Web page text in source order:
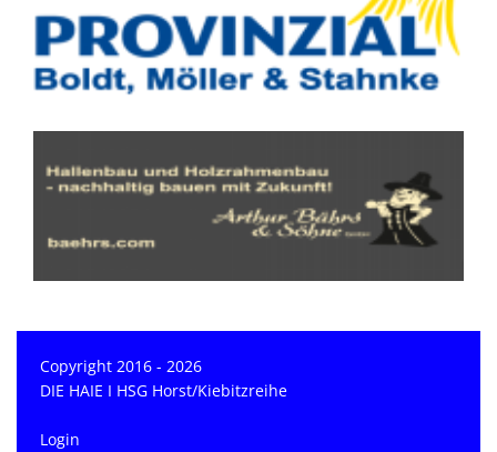
Copyright 2016 - 2026
DIE HAIE I HSG Horst/Kiebitzreihe
Login